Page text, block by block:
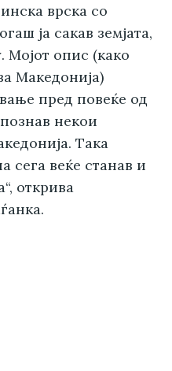
врска со
ја сакав земјата,
Мојот опис (како
Македонија)
пред повеќе од
некои
Така
сега веќе станав и
открива